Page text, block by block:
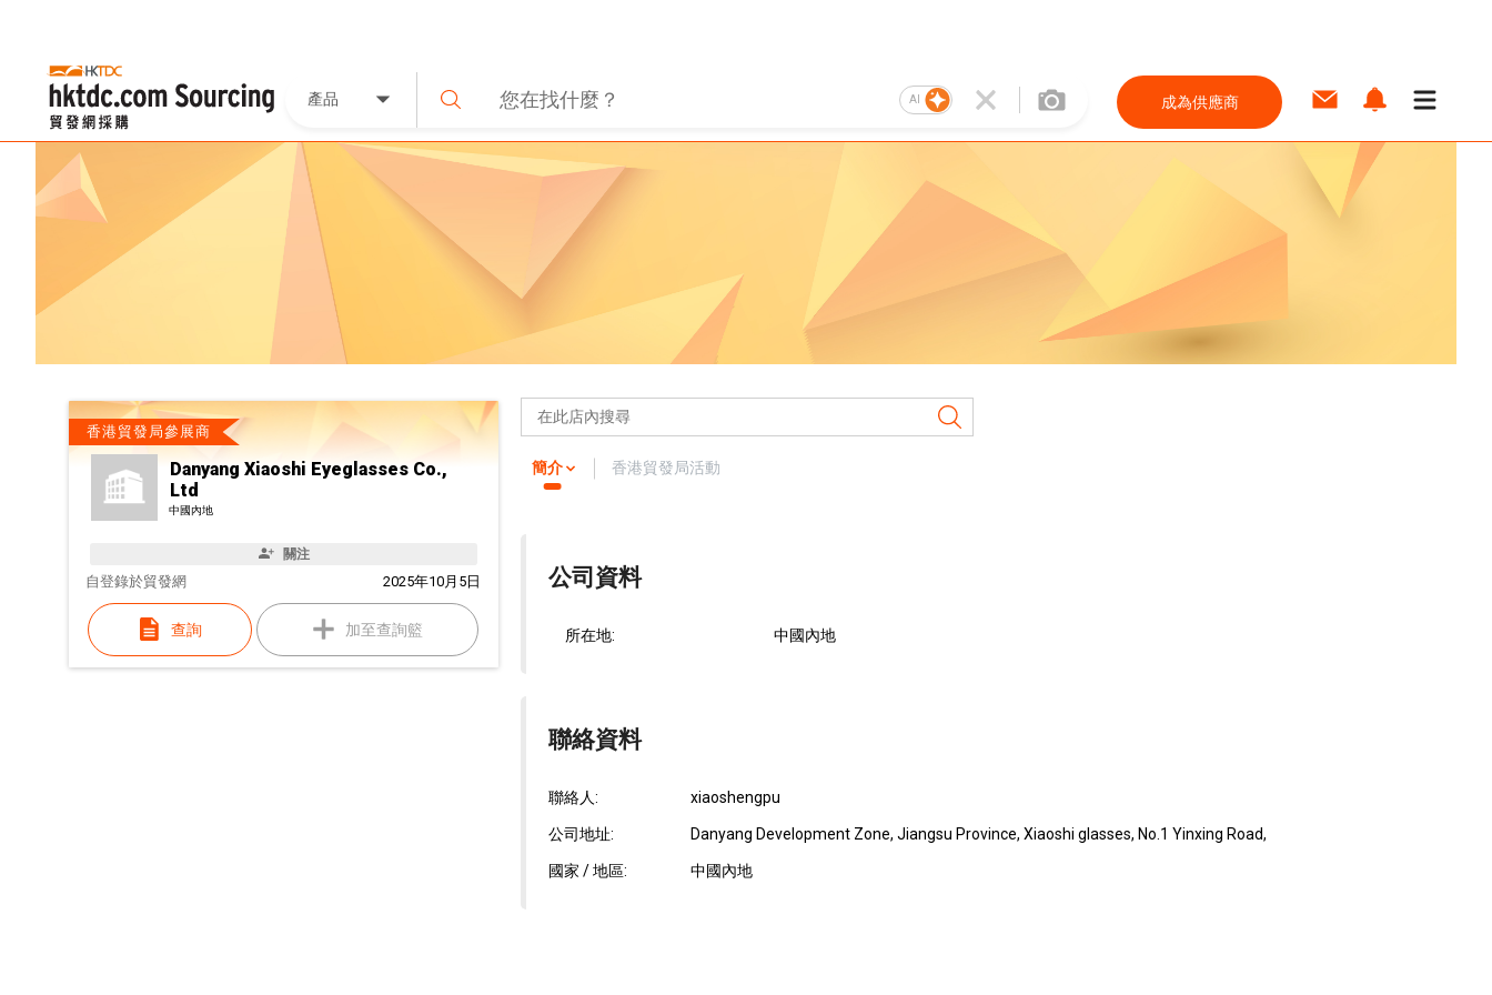
產品 AI 成為供應商
香港貿發局參展商
Danyang Xiaoshi Eyeglasses Co.,
Ltd
中國內地
關注
自 2025年10月5日
登錄於貿發網
查詢 加至查詢籃
簡介 香港貿發局活動
公司資料
所在地: 中國內地
聯絡資料
聯絡人: xiaoshengpu
公司地址: Danyang Development Zone, Jiangsu Province, Xiaoshi glasses, No.1 Yinxing Road,
國家 / 地區: 中國內地